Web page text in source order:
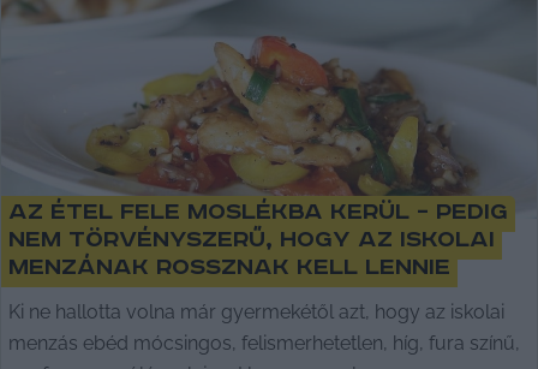
Az étel fele moslékba kerül – pedig
nem törvényszerű, hogy az iskolai
menzának rossznak kell lennie
Ki ne hallotta volna már gyermekétől azt, hogy az iskolai
menzás ebéd mócsingos, felismerhetetlen, híg, fura színű,